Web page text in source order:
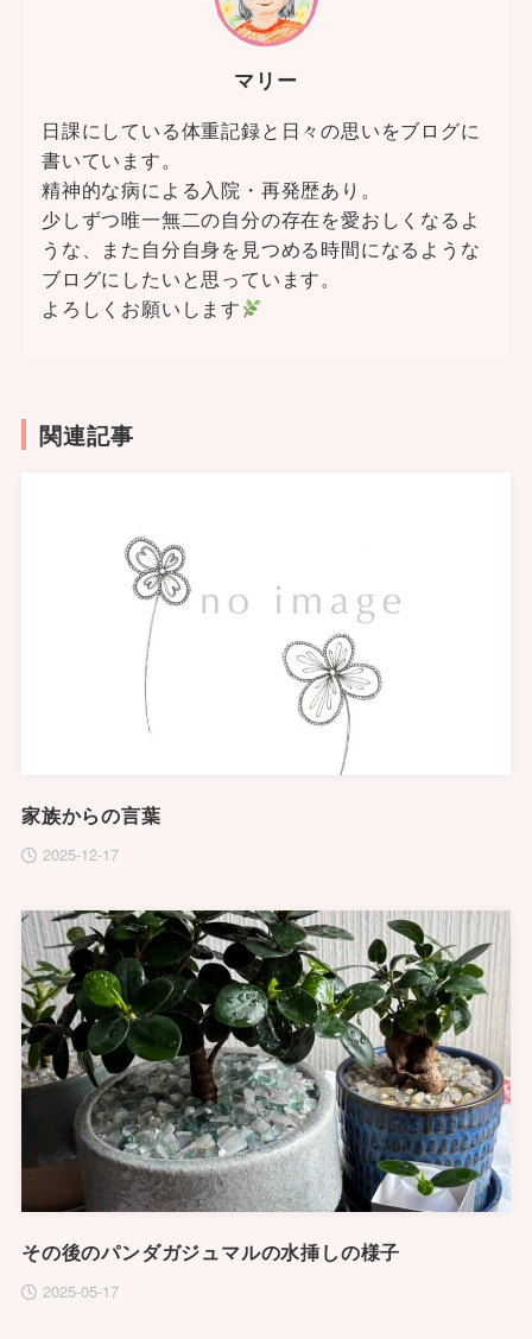
マリー
日課にしている体重記録と日々の思いをブログに
書いています。
精神的な病による入院・再発歴あり。
少しずつ唯一無二の自分の存在を愛おしくなるよ
うな、また自分自身を見つめる時間になるような
ブログにしたいと思っています。
よろしくお願いします
関連記事
家族からの言葉
2025-12-17
その後のパンダガジュマルの水挿しの様子
2025-05-17